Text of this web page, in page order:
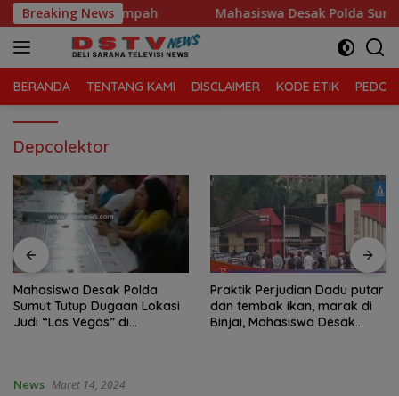
Langsung
ke
konten
Breaking News
Kelola Sampah Mahasiswa Desak Polda
BERANDA TENTANG KAMI DISCLAIMER KODE ETIK
Depcolektor
Mahasiswa Desak Polda
Sumut Tutup Dugaan Lokasi
Judi “Las Vegas” di
Praktik Perjudian Dadu putar
dan tembak ikan, marak di
Binjai, Mahasiswa Desak
News Maret 14, 2024